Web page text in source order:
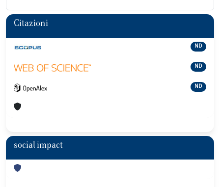
Citazioni
ND
ND
ND
social impact